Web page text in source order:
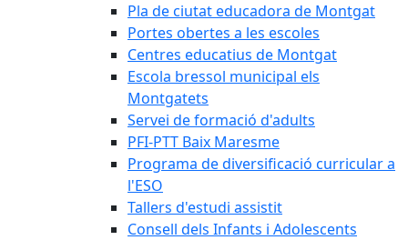
Pla de ciutat educadora de Montgat
Portes obertes a les escoles
Centres educatius de Montgat
Escola bressol municipal els
Montgatets
Servei de formació d'adults
PFI-PTT Baix Maresme
Programa de diversificació curricular a
l'ESO
Tallers d'estudi assistit
Consell dels Infants i Adolescents